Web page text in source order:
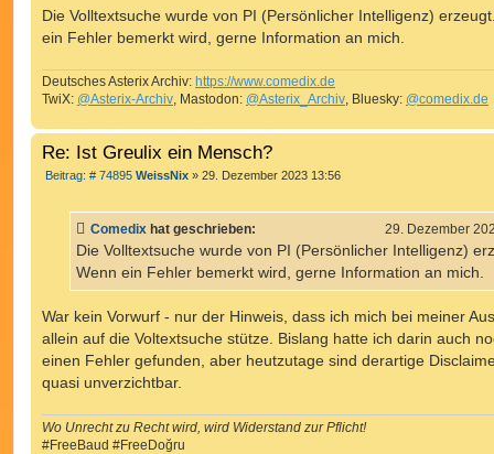
Die Volltextsuche wurde von PI (Persönlicher Intelligenz)
ein Fehler bemerkt wird, gerne Information an mich.
Deutsches Asterix Archiv: https://www.comedix.de
TwiX: @Asterix-Archiv, Mastodon: @Asterix_Archiv, Bluesky: @comedix.de
Re: Ist Greulix ein Mensch?
Beitrag: # 74895B
r
a
WeissNix » 29. Dezember 2023 13:56
Comedix hat geschrieben: 29. Dezember
Die Volltextsuche wurde von PI (Persönlicher Intelligenz)
Wenn ein Fehler bemerkt wird, gerne Information an mich.
War kein Vorwurf - nur der Hinweis, dass ich mich bei meiner
allein auf die Voltextsuche stütze. Bislang hatte ich darin auch
einen Fehler gefunden, aber heutzutage sind derartige
quasi unverzichtbar.
Wo Unrecht zu Recht wird, wird Widerstand zur Pflicht!
#FreeBaud #FreeDoğru